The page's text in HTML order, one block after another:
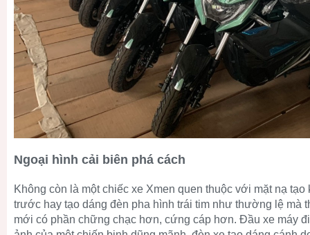
Ngoại hình cải biên phá cách
Không còn là một chiếc xe Xmen quen thuộc với mặt nạ
trước hay tạo dáng đèn pha hình trái tim như thường lệ mà
mới có phần chững chạc hơn, cứng cáp hơn. Đầu xe máy